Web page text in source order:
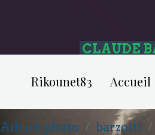
CLAUDE
Rikounet83 Accueil
Album photo barzotti